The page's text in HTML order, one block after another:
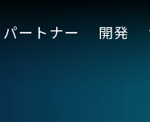
パートナー 開発